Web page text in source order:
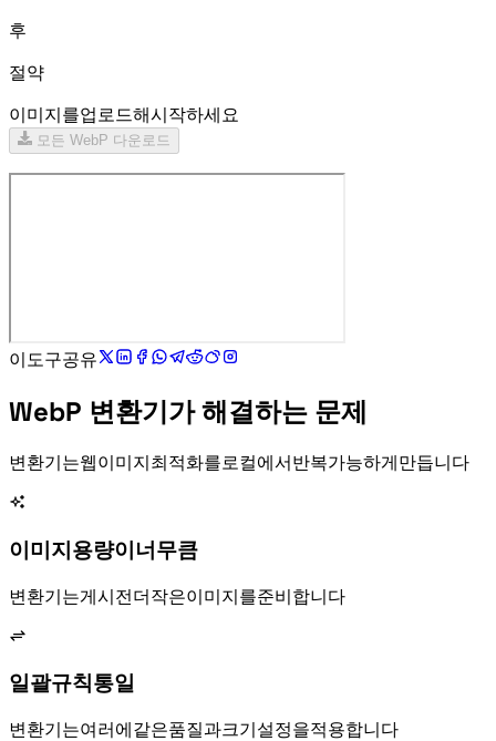
후
절약
이미지를 업로드해 시작하세요.
모든 WebP 다운로드
이 도구 공유
WebP 변환기가 해결하는 문제
WebP 변환기는 웹 이미지 최적화를 로컬에서 반복 가능하게 만듭니다.
이미지 용량이 너무 큼
WebP 변환기는 게시 전 더 작은 WebP 이미지를 준비합니다.
일괄 규칙 통일
WebP 변환기는 여러 JPG, PNG, GIF에 같은 품질과 크기 설정을 적용합니다.